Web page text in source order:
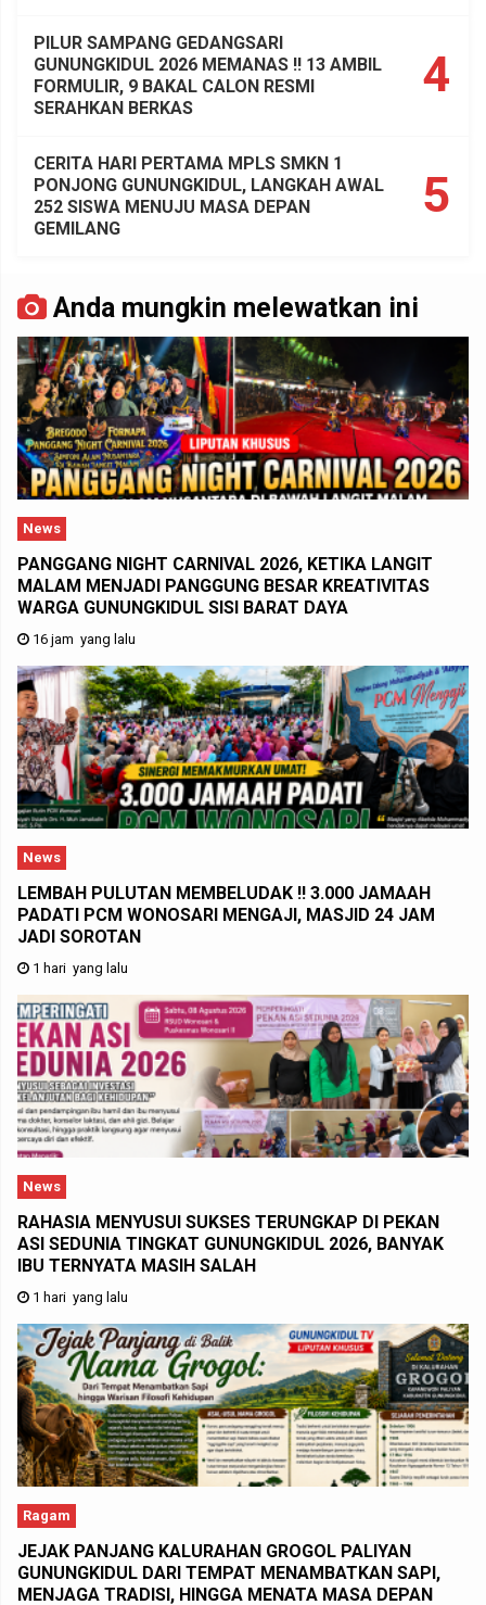
4
PILUR SAMPANG GEDANGSARI
GUNUNGKIDUL 2026 MEMANAS !! 13 AMBIL
FORMULIR, 9 BAKAL CALON RESMI
SERAHKAN BERKAS
5
CERITA HARI PERTAMA MPLS SMKN 1
PONJONG GUNUNGKIDUL, LANGKAH AWAL
252 SISWA MENUJU MASA DEPAN
GEMILANG
Anda mungkin melewatkan ini
News
PANGGANG NIGHT CARNIVAL 2026, KETIKA LANGIT
MALAM MENJADI PANGGUNG BESAR KREATIVITAS
WARGA GUNUNGKIDUL SISI BARAT DAYA
16 jam yang lalu
News
LEMBAH PULUTAN MEMBELUDAK !! 3.000 JAMAAH
PADATI PCM WONOSARI MENGAJI, MASJID 24 JAM
JADI SOROTAN
1 hari yang lalu
News
RAHASIA MENYUSUI SUKSES TERUNGKAP DI PEKAN
ASI SEDUNIA TINGKAT GUNUNGKIDUL 2026, BANYAK
IBU TERNYATA MASIH SALAH
1 hari yang lalu
Ragam
JEJAK PANJANG KALURAHAN GROGOL PALIYAN
GUNUNGKIDUL DARI TEMPAT MENAMBATKAN SAPI,
MENJAGA TRADISI, HINGGA MENATA MASA DEPAN